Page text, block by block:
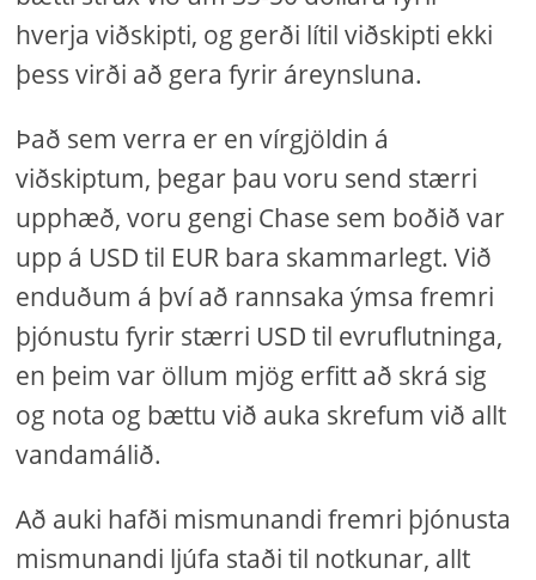
hverja viðskipti, og gerði lítil viðskipti ekki
þess virði að gera fyrir áreynsluna.
Það sem verra er en vírgjöldin á
viðskiptum, þegar þau voru send stærri
upphæð, voru gengi Chase sem boðið var
upp á USD til EUR bara skammarlegt. Við
enduðum á því að rannsaka ýmsa fremri
þjónustu fyrir stærri USD til evruflutninga,
en þeim var öllum mjög erfitt að skrá sig
og nota og bættu við auka skrefum við allt
vandamálið.
Að auki hafði mismunandi fremri þjónusta
mismunandi ljúfa staði til notkunar, allt